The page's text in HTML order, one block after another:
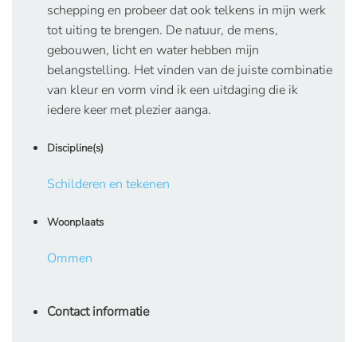
schepping en probeer dat ook telkens in mijn werk
tot uiting te brengen. De natuur, de mens,
gebouwen, licht en water hebben mijn
belangstelling. Het vinden van de juiste combinatie
van kleur en vorm vind ik een uitdaging die ik
iedere keer met plezier aanga.
Discipline(s)
Schilderen en tekenen
Woonplaats
Ommen
Contact informatie